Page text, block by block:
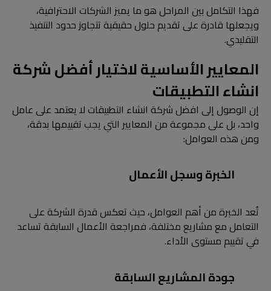
فهذا التكامل بين المراحل هو ما يميز الشركات الاحترافية،
ويجعلها قادرة على تقديم حلول حقيقية تتجاوز حدود التنفيذ
التقليدي.
المعايير الأساسية لاختيار أفضل شركة
انشاء التطبيقات
إن الوصول إلى افضل شركة انشاء التطبيقات لا يعتمد على عامل
واحد، بل على مجموعة من المعايير التي يجب تقييمها بدقة،
ومن هذه العوامل:
الخبرة وسجل الأعمال
تُعد الخبرة من أهم العوامل، حيث تعكس قدرة الشركة على
التعامل مع مشاريع مختلفة، فمراجعة الأعمال السابقة تساعد
في تقييم مستوى الأداء.
جودة المشاريع السابقة